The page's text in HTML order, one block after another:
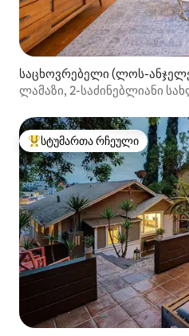
საცხოვრებელი (ლოს-
ლამაზი, 2-საძინებლიანი
სტუმართა რჩეული მოწინავე
სტუმართა რჩეული